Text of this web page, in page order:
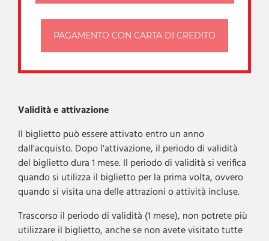
PAGAMENTO CON CARTA DI CREDITO
Validità e attivazione
Il biglietto può essere attivato entro un anno
dall'acquisto. Dopo l'attivazione, il periodo di validità
del biglietto dura 1 mese. Il periodo di validità si verifica
quando si utilizza il biglietto per la prima volta, ovvero
quando si visita una delle attrazioni o attività incluse.
Trascorso il periodo di validità (1 mese), non potrete più
utilizzare il biglietto, anche se non avete visitato tutte